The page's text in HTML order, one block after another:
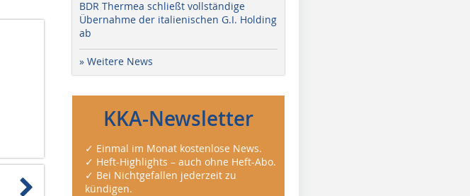
BDR Thermea schließt vollständige
Übernahme der italienischen G.I. Holding
ab
» Weitere News
KKA-Newsletter
✓ Einmal im Monat kostenlose News.
✓ Heft-Highlights – auch ohne Heft-Abo.
✓ Bei Nichtgefallen jederzeit zu
kündigen.